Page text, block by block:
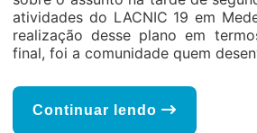
atividades do LACNIC 19 em
realização desse plano em
final, foi a comunidade quem
Continuar lendo